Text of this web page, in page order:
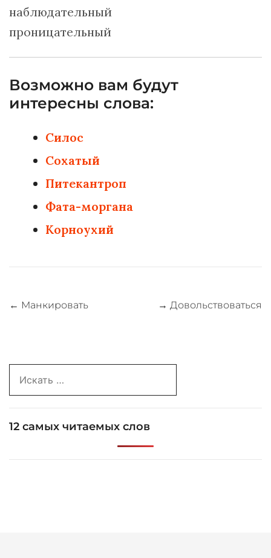
наблюдательный
проницательный
Возможно вам будут
интересны слова:
Силос
Сохатый
Питекантроп
Фата-моргана
Корноухий
Навигация
← Манкировать → Довольствоваться
for:
12 самых читаемых слов